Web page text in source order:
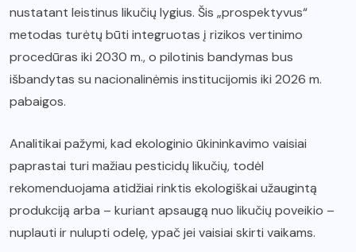
nustatant leistinus likučių lygius. Šis „prospektyvus“
metodas turėtų būti integruotas į rizikos vertinimo
procedūras iki 2030 m., o pilotinis bandymas bus
išbandytas su nacionalinėmis institucijomis iki 2026 m.
pabaigos.
Analitikai pažymi, kad ekologinio ūkininkavimo vaisiai
paprastai turi mažiau pesticidų likučių, todėl
rekomenduojama atidžiai rinktis ekologiškai užaugintą
produkciją arba – kuriant apsaugą nuo likučių poveikio –
nuplauti ir nulupti odelę, ypač jei vaisiai skirti vaikams.